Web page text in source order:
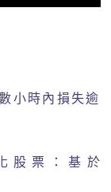
小時內損失逾
股票：基於